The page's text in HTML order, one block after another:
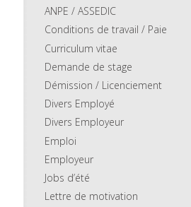
ANPE / ASSEDIC
Conditions de travail / Paie
Curriculum vitae
Demande de stage
Démission / Licenciement
Divers Employé
Divers Employeur
Emploi
Employeur
Jobs d’été
Lettre de motivation